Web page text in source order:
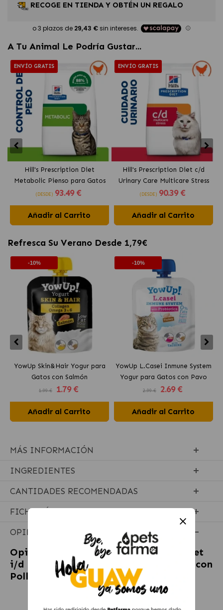
RECOGE EN TIENDA Y OBTÉN UN REGALO
A Tu Animal Le Podría Gustar...
ENVÍO GRATIS
Hill's Prescription Diet
Metabolic Pienso para Gatos
con Pollo
(DESDE) 93.49 €
Añadir al Carrito
ENVÍO GRATIS
Hill's Prescription Diet c/d
Urinary Care Multicare Stress
Pienso para Gatos con Pollo
(DESDE) 90.39 €
Añadir al Carrito
Refresca Su Verano Desde 1,79€
-10%
YowUp Skin&Hair Yogur para
Gatos con Salmón
1.99 € 1.79 €
Añadir al Carrito
-10%
YowUp L.Casei Inmune System
Yogur para Gatos con Pavo
2.99 € 2.69 €
Añadir al Carrito
MÁS INFORMACIÓN
INGREDIENTES
CANTIDADES RECOMENDADAS
FICHA TÉCNICA
OPINIONES
Opiniones sobre
Hill's Prescription Diet
i/d Digestive Care Pienso para Gatos con
Pollo